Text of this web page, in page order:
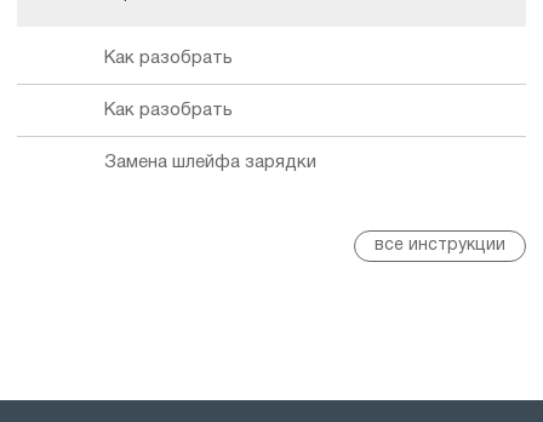
Как разобрать
Как разобрать
Замена шлейфа зарядки
все инструкции